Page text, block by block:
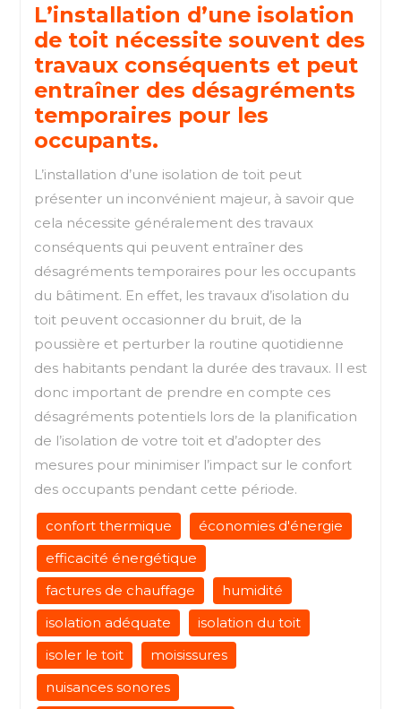
L’installation d’une isolation
de toit nécessite souvent des
travaux conséquents et peut
entraîner des désagréments
temporaires pour les
occupants.
L’installation d’une isolation de toit peut
présenter un inconvénient majeur, à savoir que
cela nécessite généralement des travaux
conséquents qui peuvent entraîner des
désagréments temporaires pour les occupants
du bâtiment. En effet, les travaux d’isolation du
toit peuvent occasionner du bruit, de la
poussière et perturber la routine quotidienne
des habitants pendant la durée des travaux. Il est
donc important de prendre en compte ces
désagréments potentiels lors de la planification
de l’isolation de votre toit et d’adopter des
mesures pour minimiser l’impact sur le confort
des occupants pendant cette période.
confort thermique
économies d'énergie
efficacité énergétique
factures de chauffage
humidité
isolation adéquate
isolation du toit
isoler le toit
moisissures
nuisances sonores